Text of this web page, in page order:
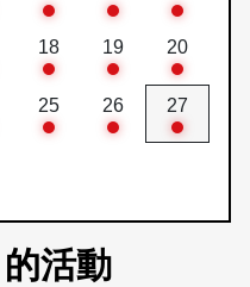
18 19 20
25 26 27
的活動